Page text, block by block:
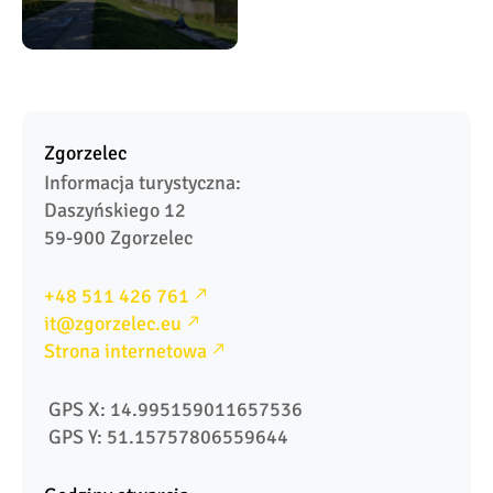
Zgorzelec
Informacja turystyczna:
Daszyńskiego 12
59-900 Zgorzelec
+48 511 426 761
it@zgorzelec.eu
Strona internetowa
GPS X: 14.995159011657536
GPS Y: 51.15757806559644